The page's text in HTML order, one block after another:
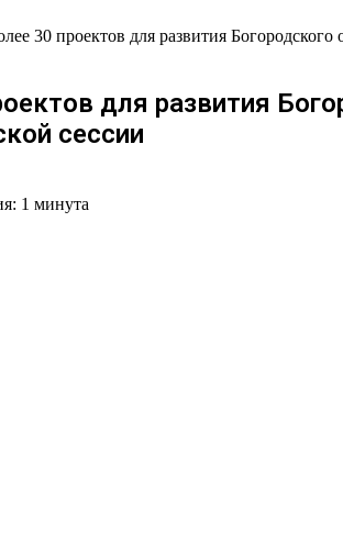
30 проектов для развития
для развития
сессии
1 минута